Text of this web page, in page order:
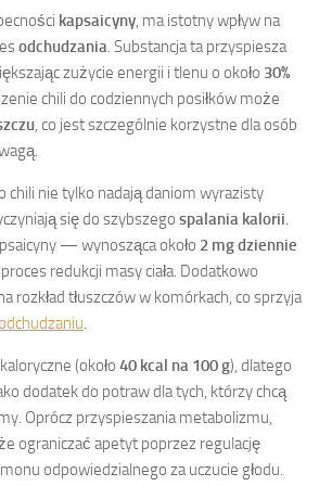
kapsaicyny, ma istotny wpływ na
odchudzania. Substancja ta przyspiesza
zużycie energii i tlenu o około 30%
chili do codziennych posiłków może
, co jest szczególnie korzystne dla osób
chili nie tylko nadają daniom wyrazisty
się do szybszego spalania kalorii.
— wynosząca około 2 mg dziennie
redukcji masy ciała. Dodatkowo
rozkład tłuszczów w komórkach, co sprzyja
.
(około 40 kcal na 100 g), dlatego
dodatek do potraw dla tych, którzy chcą
Oprócz przyspieszania metabolizmu,
ograniczać apetyt poprzez regulację
odpowiedzialnego za uczucie głodu.